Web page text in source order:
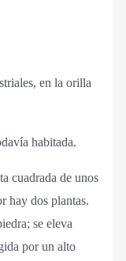
en la orilla
habitada.
cuadrada de unos
hay dos plantas.
se eleva
por un alto